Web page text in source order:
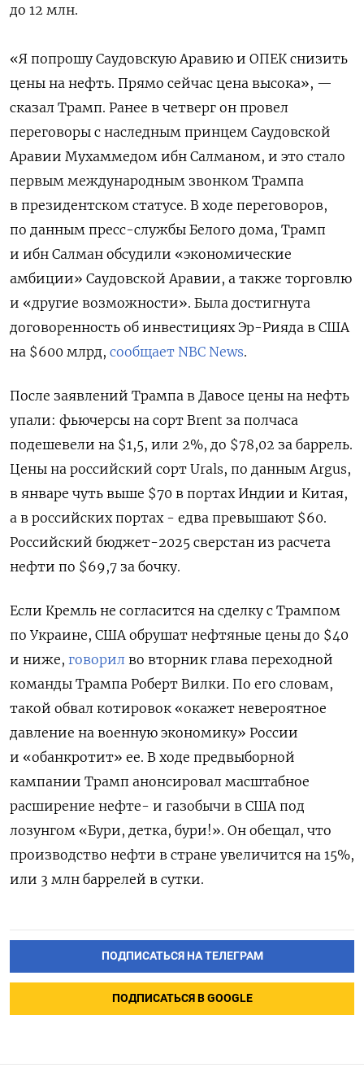
до 12 млн.
«Я попрошу Саудовскую Аравию и ОПЕК снизить
цены на нефть. Прямо сейчас цена высока», —
сказал Трамп. Ранее в четверг он провел
переговоры с наследным принцем Саудовской
Аравии Мухаммедом ибн Салманом, и это стало
первым международным звонком Трампа
в президентском статусе. В ходе переговоров,
по данным пресс-службы Белого дома, Трамп
и ибн Салман обсудили «экономические
амбиции» Саудовской Аравии, а также торговлю
и «другие возможности». Была достигнута
договоренность об инвестициях Эр-Рияда в США
на $600 млрд, сообщает NBC News.
После заявлений Трампа в Давосе цены на нефть
упали: фьючерсы на сорт Brent за полчаса
подешевели на $1,5, или 2%, до $78,02 за баррель.
Цены на российский сорт Urals, по данным Argus,
в январе чуть выше $70 в портах Индии и Китая,
а в российских портах - едва превышают $60.
Российский бюджет-2025 сверстан из расчета
нефти по $69,7 за бочку.
Если Кремль не согласится на сделку с Трампом
по Украине, США обрушат нефтяные цены до $40
и ниже, говорил во вторник глава переходной
команды Трампа Роберт Вилки. По его словам,
такой обвал котировок «окажет невероятное
давление на военную экономику» России
и «обанкротит» ее. В ходе предвыборной
кампании Трамп анонсировал масштабное
расширение нефте- и газобычи в США под
лозунгом «Бури, детка, бури!». Он обещал, что
производство нефти в стране увеличится на 15%,
или 3 млн баррелей в сутки.
ПОДПИСАТЬСЯ НА ТЕЛЕГРАМ
ПОДПИСАТЬСЯ В GOOGLE